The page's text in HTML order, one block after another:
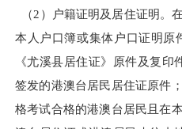
（2）户籍证明及居住证明。
本人户口簿或集体户口证明原
《尤溪县居住证》原件及复
签发的港澳台居民居住证原件
格考试合格的港澳台居民且在